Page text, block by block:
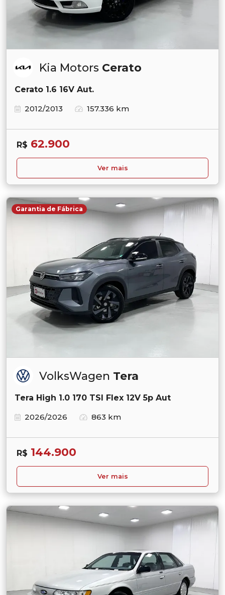
Kia Motors Cerato
Cerato 1.6 16V Aut.
2012/2013
157.336 km
R$ 62.900
Ver mais
Garantia de Fábrica
VolksWagen Tera
Tera High 1.0 170 TSI Flex 12V 5p Aut
2026/2026
863 km
R$ 144.900
Ver mais